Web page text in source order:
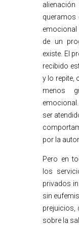
queramos
de un
existe. El
recibido
y lo repite,
menos
ser
por la
Pero en
los
privados
sin
prejuicios,
sobre la